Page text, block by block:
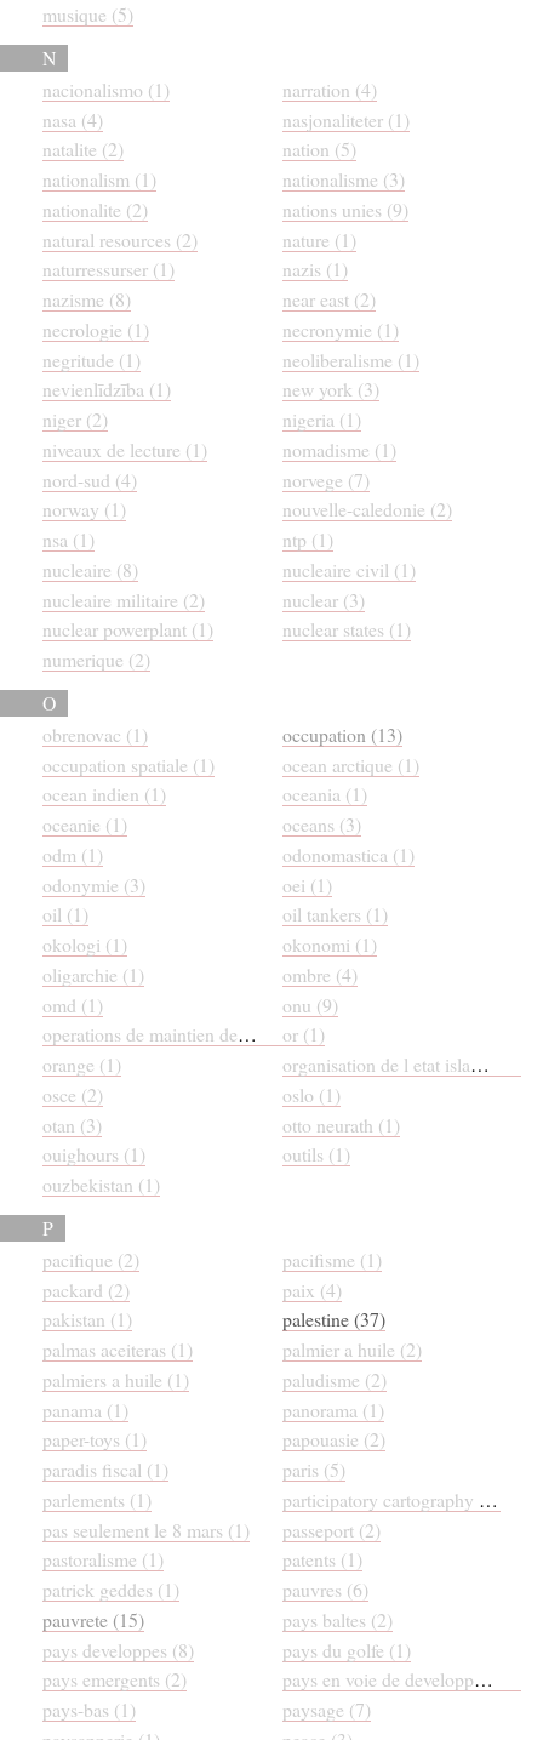
musique (5)
N
nacionalismo (1)
narration (4)
nasa (4)
nasjonaliteter (1)
natalite (2)
nation (5)
nationalism (1)
nationalisme (3)
nationalite (2)
nations unies (9)
natural resources (2)
nature (1)
naturressurser (1)
nazis (1)
nazisme (8)
near east (2)
necrologie (1)
necronymie (1)
negritude (1)
neoliberalisme (1)
nevienlīdzība (1)
new york (3)
niger (2)
nigeria (1)
niveaux de lecture (1)
nomadisme (1)
nord-sud (4)
norvege (7)
norway (1)
nouvelle-caledonie (2)
nsa (1)
ntp (1)
nucleaire (8)
nucleaire civil (1)
nucleaire militaire (2)
nuclear (3)
nuclear powerplant (1)
nuclear states (1)
numerique (2)
O
obrenovac (1)
occupation (13)
occupation spatiale (1)
ocean arctique (1)
ocean indien (1)
oceania (1)
oceanie (1)
oceans (3)
odm (1)
odonomastica (1)
odonymie (3)
oei (1)
oil (1)
oil tankers (1)
okologi (1)
okonomi (1)
oligarchie (1)
ombre (4)
omd (1)
onu (9)
operations de maintien de la paix (2)
or (1)
orange (1)
organisation de l etat islamique (1)
osce (2)
oslo (1)
otan (3)
otto neurath (1)
ouighours (1)
outils (1)
ouzbekistan (1)
P
pacifique (2)
pacifisme (1)
packard (2)
paix (4)
pakistan (1)
palestine (37)
palmas aceiteras (1)
palmier a huile (2)
palmiers a huile (1)
paludisme (2)
panama (1)
panorama (1)
paper-toys (1)
papouasie (2)
paradis fiscal (1)
paris (5)
parlements (1)
participatory cartography (2)
pas seulement le 8 mars (1)
passeport (2)
pastoralisme (1)
patents (1)
patrick geddes (1)
pauvres (6)
pauvrete (15)
pays baltes (2)
pays developpes (8)
pays du golfe (1)
pays emergents (2)
pays en voie de developpement (5)
pays-bas (1)
paysage (7)